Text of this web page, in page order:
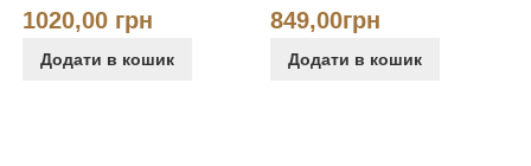
1020,00 грн
Додати в кошик
849,00грн
Додати в кошик